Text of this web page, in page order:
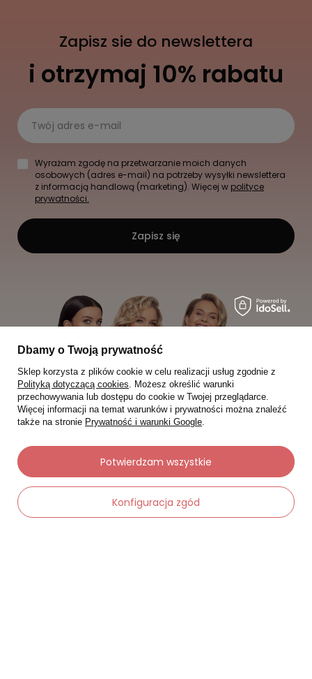
Zapisz sie do newslettera
i otrzymaj 10% rabatu
Twój adres e-mail
Wyrażam zgodę na przetwarzanie moich danych
osobowych (adres e-mail) na potrzeby wysyłki newslettera
z informacją handlową (marketing). Więcej w polityce
prywatności.
Zapisz się
Moje zamówienia
Status zamówienia
Dbamy o Twoją prywatność
Sklep korzysta z plików cookie w celu realizacji usług zgodnie z
Polityką dotyczącą cookies. Możesz określić warunki
przechowywania lub dostępu do cookie w Twojej przeglądarce.
Więcej informacji na temat warunków i prywatności można znaleźć
także na stronie Prywatność i warunki Google.
Konfiguracja zgód
Potwierdzam wszystkie